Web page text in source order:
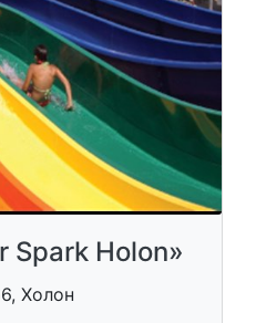
Spark Holon»
Холон